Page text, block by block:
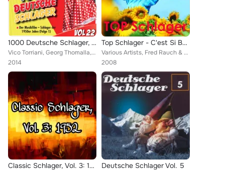
1000 Deutsche Schlager, Vol. 22
Vico Torriani, Georg Thomalla, Liselotte Malkowsky, Paul Hörbiger, Leila Negra, Margot Hielscher, Bibi Johns, Renee Franke, Hein...
2014
Top Schlager - C'est Si Bon
Various Artists, Fred Rauch & Joszy Trojan Reger, Dorle Rath, Detlev Lais, Heinz Wözel, Evelyn Künneke, Lonny Kellner, P.R. Körn...
2008
Classic Schlager, Vol. 3: 1952 Deutsche Schlager Vol. 5